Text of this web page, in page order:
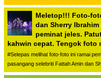
Meletop!!! Foto-
dan Sherry
peminat jeles.
kahwin cepat. Tengok foto
#Selepas melihat foto-foto ini ramai
pasangang selebriti Fattah Amin dan